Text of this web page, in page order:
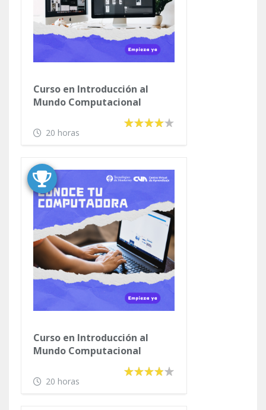
Curso en Introducción al
Mundo Computacional
20 horas
Curso en Introducción al
Mundo Computacional
20 horas